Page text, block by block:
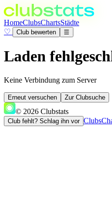
HomeClubsChartsStädte
♡
Club bewerten ☰
Laden
Keine Verbindung zum Server
Erneut versuchen Zur Clubsuche
© 2026 Clubstats
Club fehlt? Schlag ihn vor Clubs